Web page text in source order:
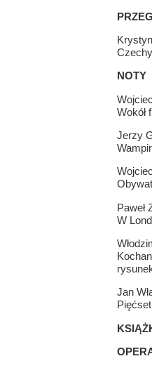
Czechy
NOTY
Wokół
Jerzy
Paweł
W
Jan